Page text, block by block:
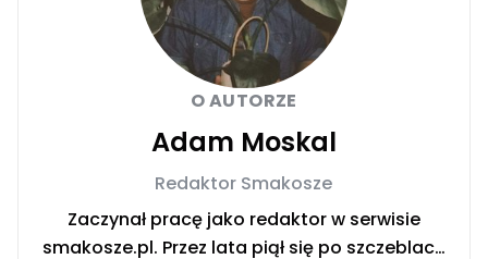
O AUTORZE
Adam Moskal
Redaktor Smakosze
Zaczynał pracę jako redaktor w serwisie
smakosze.pl. Przez lata piął się po szczeblach